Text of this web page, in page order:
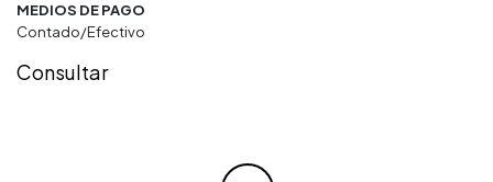
MEDIOS DE PAGO
Contado/Efectivo
Consultar